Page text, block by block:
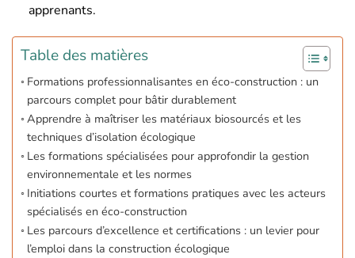
apprenants.
Table des matières
Formations professionnalisantes en éco-construction : un
parcours complet pour bâtir durablement
Apprendre à maîtriser les matériaux biosourcés et les
techniques d’isolation écologique
Les formations spécialisées pour approfondir la gestion
environnementale et les normes
Initiations courtes et formations pratiques avec les acteurs
spécialisés en éco-construction
Les parcours d’excellence et certifications : un levier pour
l’emploi dans la construction écologique